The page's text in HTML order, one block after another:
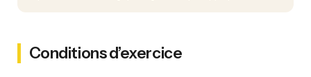
Conditions d’exercice